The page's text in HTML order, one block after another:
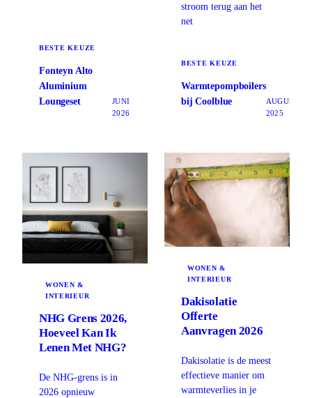
BESTE KEUZE
Fonteyn Alto
Aluminium
Loungeset
JUNI
2026
stroom terug aan het
net
BESTE KEUZE
Warmtepompboilers
bij Coolblue
AUGUSTUS
2025
WONEN &
INTERIEUR
NHG Grens 2026,
Hoeveel Kan Ik
Lenen Met NHG?
De NHG-grens is in
2026 opnieuw
WONEN &
INTERIEUR
Dakisolatie
Offerte
Aanvragen 2026
Dakisolatie is de meest
effectieve manier om
warmteverlies in je